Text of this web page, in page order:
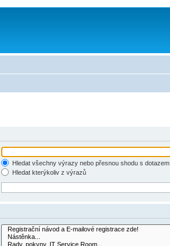
Hledat všechny výrazy nebo přesnou shodu s dotazem
Hledat kterýkoliv z výrazů